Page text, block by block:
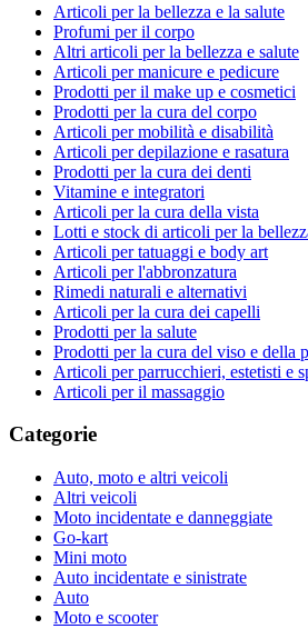
Articoli per la bellezza e la salute
Profumi per il corpo
Altri articoli per la bellezza e salute
Articoli per manicure e pedicure
Prodotti per il make up e cosmetici
Prodotti per la cura del corpo
Articoli per mobilità e disabilità
Articoli per depilazione e rasatura
Prodotti per la cura dei denti
Vitamine e integratori
Articoli per la cura della vista
Lotti e stock di articoli per la
Articoli per tatuaggi e body art
Articoli per l'abbronzatura
Rimedi naturali e alternativi
Articoli per la cura dei capelli
Prodotti per la salute
Prodotti per la cura del viso e della
Articoli per parrucchieri, estetisti e
Articoli per il massaggio
Categorie
Auto, moto e altri veicoli
Altri veicoli
Moto incidentate e danneggiate
Go-kart
Mini moto
Auto incidentate e sinistrate
Auto
Moto e scooter